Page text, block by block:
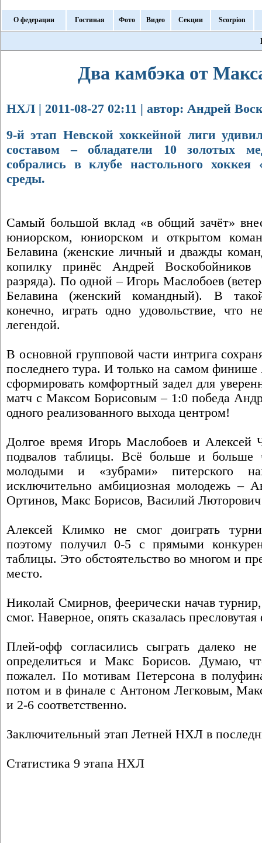
О федерации Гостиная Фото Видео Секции Scorpion
Два камбэка от
НХЛ | 2011-08-27 02:11 | автор: Андрей
9-й этап Невской хоккейной лиги
составом – обладатели 10 золотых
собрались в клубе настольного
среды.
Самый большой вклад «в общий зачёт»
юниорском, юниорском и открытом
Белавина (женские личный и дважды
копилку принёс Андрей
разряда). По одной – Игорь Маслобоев
Белавина (женский командный). В
конечно, играть одно удовольствие, что
легендой.
В основной групповой части интрига
последнего тура. И только на самом
сформировать комфортный задел для
матч с Максом Борисовым – 1:0 победа
одного реализованного выхода центром!
Долгое время Игорь Маслобоев и Алексей
подвалов таблицы. Всё больше и больше
молодыми и «зубрами» питерского
исключительно амбициозная молодежь –
Ортинов, Макс Борисов, Василий
Алексей Климко не смог доиграть
поэтому получил 0-5 с прямыми
таблицы. Это обстоятельство во многом и
место.
Николай Смирнов, феерически начав
смог. Наверное, опять сказалась
Плей-офф согласились сыграть далеко
определиться и Макс Борисов. Думаю,
пожалел. По мотивам Петерсона в
потом и в финале с Антоном Легковым,
и 2-6 соответственно.
Заключительный этап Летней НХЛ в
Статистика 9 этапа НХЛ